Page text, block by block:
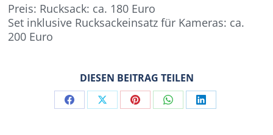
Preis: Rucksack: ca. 180 Euro
Set inklusive Rucksackeinsatz für Kameras: ca.
200 Euro
DIESEN BEITRAG TEILEN
Share Share Share Share Share